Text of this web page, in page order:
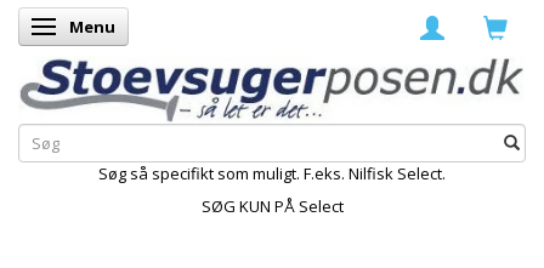
Skifte navigation
Menu
Søg så specifikt som muligt. F.eks. Nilfisk Select.
SØG KUN PÅ Select